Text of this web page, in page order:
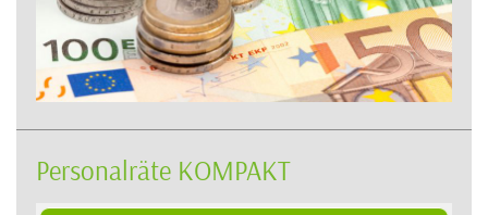
Personalräte KOMPAKT